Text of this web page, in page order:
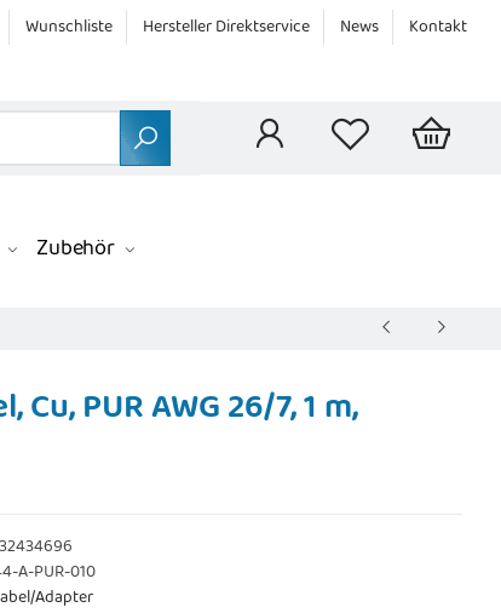
Wunschliste Hersteller Direktservice News Kontakt
Zubehör
PUR AWG 26/7, 1 m,
A-PUR-010
Adapter